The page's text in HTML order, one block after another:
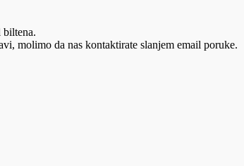
biltena.
molimo da nas kontaktirate slanjem email poruke.